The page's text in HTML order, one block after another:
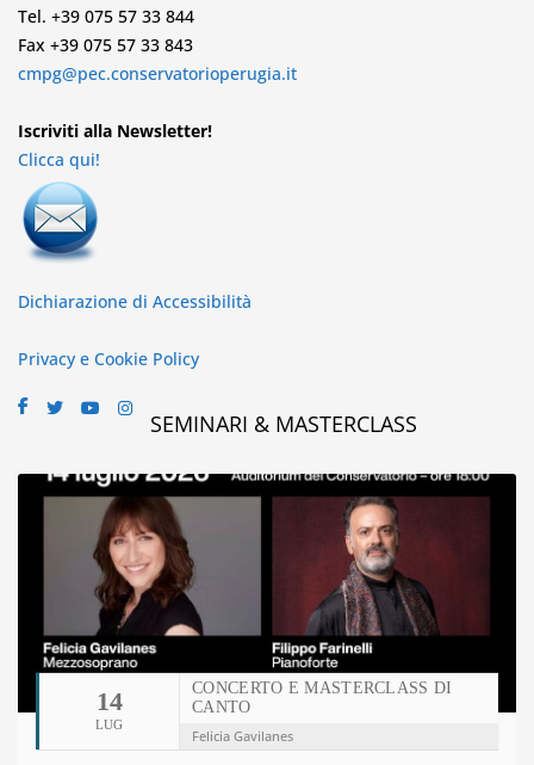
Tel. +39 075 57 33 844
Fax +39 075 57 33 843
cmpg@pec.conservatorioperugia.it
Iscriviti alla Newsletter!
Clicca qui!
Dichiarazione di Accessibilità
Privacy e Cookie Policy
SEMINARI & MASTERCLASS
14
LUG
CONCERTO E MASTERCLASS DI
CANTO
Felicia Gavilanes